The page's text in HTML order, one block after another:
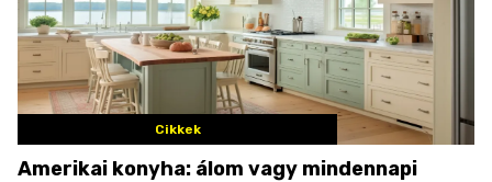
Cikkek
Amerikai konyha: álom vagy mindennapi